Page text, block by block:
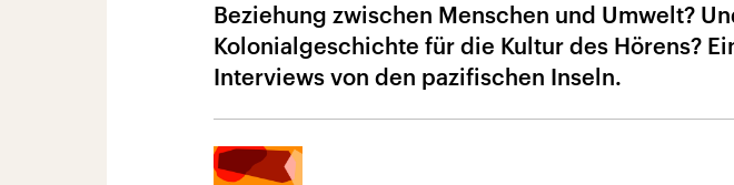
Beziehung zwischen Menschen und Umwelt?
Kolonialgeschichte für die Kultur des Hörens?
Interviews von den pazifischen Inseln.